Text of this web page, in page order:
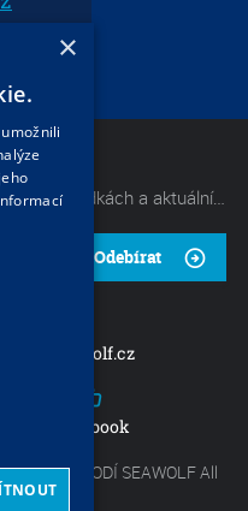
Mějte neustále přehled o těch nejlepších nabídkách a aktuálních akcích od naší společnosti. Začněte odebírat náš občasný zpravodaj.
Odebírat
4 Facebook
LODÍ SEAWOLF All
×